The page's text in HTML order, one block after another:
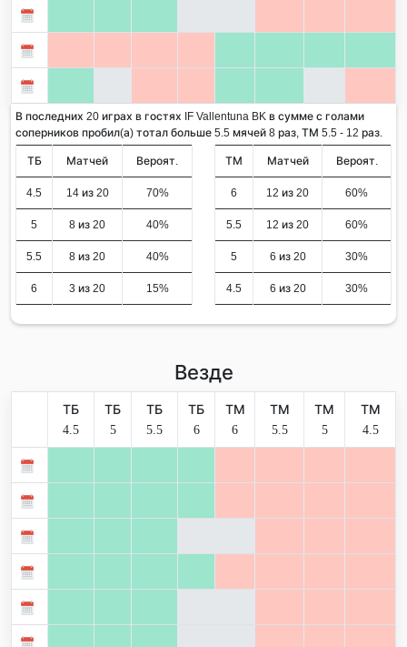
В последних 20 играх в гостях IF Vallentuna BK в сумме с голами
соперников пробил(а) тотал больше 5.5 мячей 8 раз, ТМ 5.5 - 12 раз.
ТБ Матчей Вероят.
4.5 14 из 20 70%
5 8 из 20 40%
5.5 8 из 20 40%
6 3 из 20 15%
ТМ Матчей Вероят.
6 12 из 20 60%
5.5 12 из 20 60%
5 6 из 20 30%
4.5 6 из 20 30%
Везде
ТБ
4.5
ТБ
5
ТБ
5.5
ТБ
6
ТМ
6
ТМ
5.5
ТМ
5
ТМ
4.5